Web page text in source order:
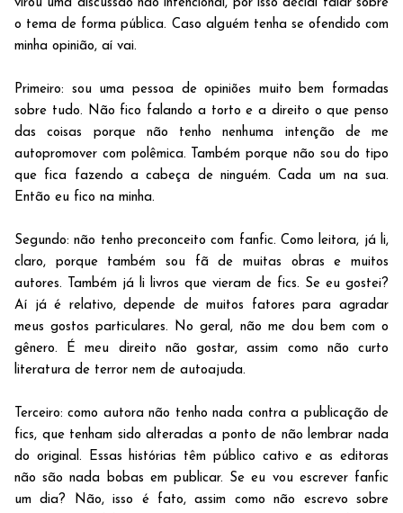
virou uma discussão não intencional, por isso decidi falar sobre
o tema de forma pública. Caso alguém tenha se ofendido com
minha opinião, aí vai.
Primeiro: sou uma pessoa de opiniões muito bem formadas
sobre tudo. Não fico falando a torto e a direito o que penso
das coisas porque não tenho nenhuma intenção de me
autopromover com polêmica. Também porque não sou do tipo
que fica fazendo a cabeça de ninguém. Cada um na sua.
Então eu fico na minha.
Segundo: não tenho preconceito com fanfic. Como leitora, já li,
claro, porque também sou fã de muitas obras e muitos
autores. Também já li livros que vieram de fics. Se eu gostei?
Aí já é relativo, depende de muitos fatores para agradar
meus gostos particulares. No geral, não me dou bem com o
gênero. É meu direito não gostar, assim como não curto
literatura de terror nem de autoajuda.
Terceiro: como autora não tenho nada contra a publicação de
fics, que tenham sido alteradas a ponto de não lembrar nada
do original. Essas histórias têm público cativo e as editoras
não são nada bobas em publicar. Se eu vou escrever fanfic
um dia? Não, isso é fato, assim como não escrevo sobre